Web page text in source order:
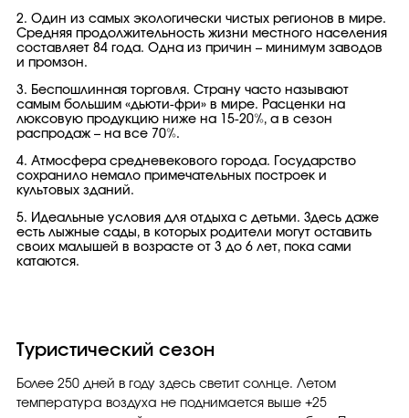
2. Один из самых экологически чистых регионов в мире.
Средняя продолжительность жизни местного населения
составляет 84 года. Одна из причин – минимум заводов
и промзон.
3. Беспошлинная торговля. Страну часто называют
самым большим «дьюти-фри» в мире. Расценки на
люксовую продукцию ниже на 15-20%, а в сезон
распродаж – на все 70%.
4. Атмосфера средневекового города. Государство
сохранило немало примечательных построек и
культовых зданий.
5. Идеальные условия для отдыха с детьми. Здесь даже
есть лыжные сады, в которых родители могут оставить
своих малышей в возрасте от 3 до 6 лет, пока сами
катаются.
Туристический сезон
Более 250 дней в году здесь светит солнце. Летом
температура воздуха не поднимается выше +25